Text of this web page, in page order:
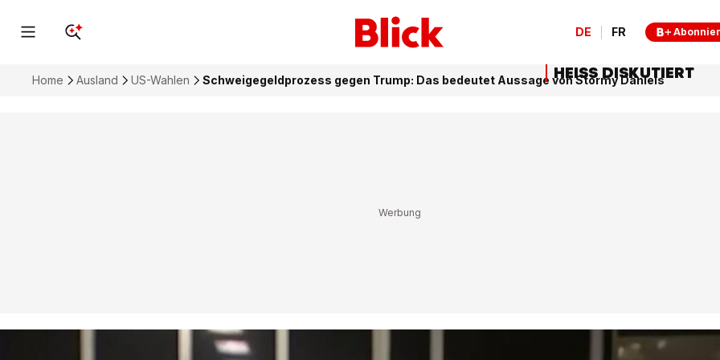
DE FR
Home Ausland US-Wahlen Schweigegeldprozess gegen Trump: Das bedeutet Aussage von Stormy Daniels
HEISS DISKUTIERT